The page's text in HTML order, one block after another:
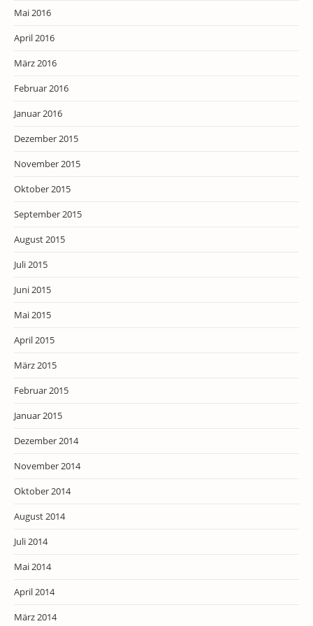
Mai 2016
April 2016
März 2016
Februar 2016
Januar 2016
Dezember 2015
November 2015
Oktober 2015
September 2015
August 2015
Juli 2015
Juni 2015
Mai 2015
April 2015
März 2015
Februar 2015
Januar 2015
Dezember 2014
November 2014
Oktober 2014
August 2014
Juli 2014
Mai 2014
April 2014
März 2014